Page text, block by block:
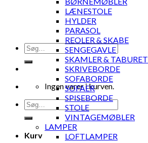
Søg
efter:
Ingen varer i kurven.
Søg
efter:
Kurv
LÆNESTOLE
HYLDER
PARASOL
REOLER & SKABE
SENGEGAVLE
SKAMLER &
SKRIVEBORDE
SOFABORDE
SOFAER
SPISEBORDE
STOLE
VINTAGEMØBLER
LAMPER
LOFTLAMPER